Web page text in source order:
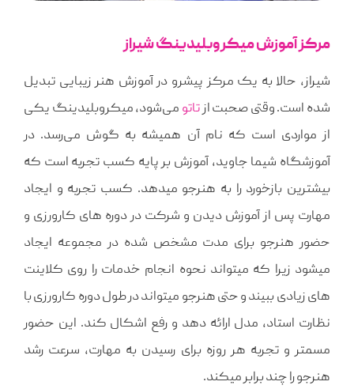
مرکز آموزش میکروبلیدینگ شیراز
شیراز، حالا به یک مرکز پیشرو در آموزش هنر زیبایی تبدیل
شده است. وقتی صحبت ازتاتو می‌شود، میکروبلیدینگ یکی
از مواردی است که نام آن همیشه به گوش می‌رسد. در
آموزشگاه شیما جاوید، آموزش بر پایه کسب تجربه است که
بیشترین بازخورد را به هنرجو میدهد. کسب تجربه و ایجاد
مهارت پس از آموزش دیدن و شرکت در دوره های کارورزی و
حضور هنرجو برای مدت مشخص شده در مجموعه ایجاد
میشود زیرا که میتواند نحوه انجام خدمات را روی کلاینت
های زیادی ببیند و حتی هنرجو میتواند در طول دوره کارورزی با
نظارت استاد، مدل ارائه دهد و رفع اشکال کند. این حضور
مسمتر و تجربه هر روزه برای رسیدن به مهارت، سرعت رشد
هنرجو را چند برابر میکند.